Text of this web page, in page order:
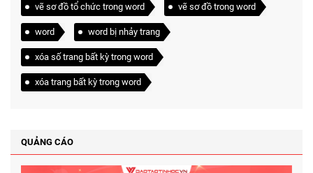
vẽ sơ đồ tổ chức trong word vẽ sơ đồ trong word
word word bị nhảy trang
xóa số trang bất kỳ trong word
xóa trang bất kỳ trong word
QUẢNG CÁO